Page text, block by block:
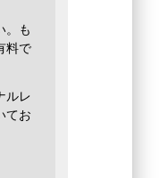
。も
料で
ルレ
てお